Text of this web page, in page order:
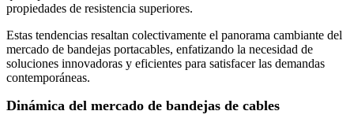
propiedades de resistencia superiores.
Estas tendencias resaltan colectivamente el panorama cambiante del
mercado de bandejas portacables, enfatizando la necesidad de
soluciones innovadoras y eficientes para satisfacer las demandas
contemporáneas.
Dinámica del mercado de bandejas de cables